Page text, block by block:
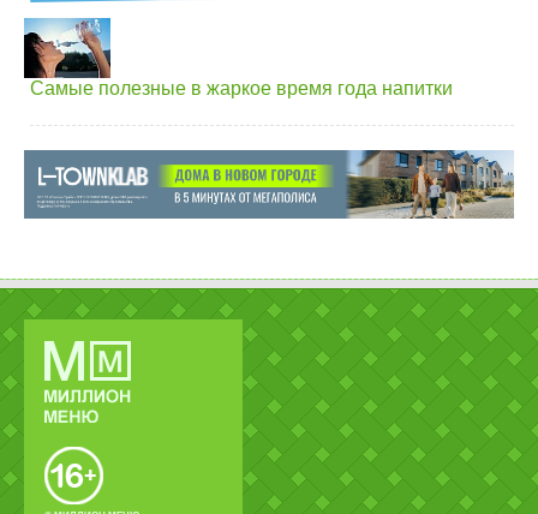
Самые полезные в жаркое время года напитки